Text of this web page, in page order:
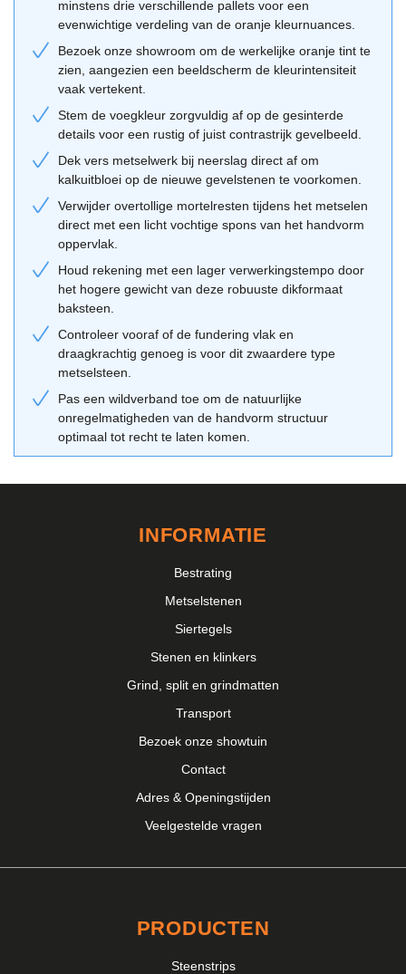
Combinatietips van de Geba 455
Voor een harmonieus resultaat adviseren wij een voegkleur die de
oranje tinten ondersteunt, zoals een beige of lichtgrijze mortel.
Een donkere voeg zal de gesinterde accenten juist meer naar
met houten kozijnen of donkere dakpannen voor een compleet
plaatje. Verwerking in wildverband of halfsteensverband is beide
mogelijk. Gebruik onzeadviestoolom verschillende combinaties
te visualiseren of breng een bezoek aan onze showroom om de
textuur zelf te ervaren.
minstens drie verschillende pallets voor een
evenwichtige verdeling van de oranje kleurnuances.
Bezoek onze showroom om de werkelijke oranje tint te
zien, aangezien een beeldscherm de kleurintensiteit
vaak vertekent.
Stem de voegkleur zorgvuldig af op de gesinterde
details voor een rustig of juist contrastrijk gevelbeeld.
Dek vers metselwerk bij neerslag direct af om
kalkuitbloei op de nieuwe gevelstenen te voorkomen.
Verwijder overtollige mortelresten tijdens het metselen
direct met een licht vochtige spons van het handvorm
oppervlak.
Houd rekening met een lager verwerkingstempo door
het hogere gewicht van deze robuuste dikformaat
baksteen.
Controleer vooraf of de fundering vlak en
draagkrachtig genoeg is voor dit zwaardere type
metselsteen.
Pas een wildverband toe om de natuurlijke
onregelmatigheden van de handvorm structuur
optimaal tot recht te laten komen.
INFORMATIE
Bestrating
Metselstenen
Siertegels
Stenen en klinkers
Grind, split en grindmatten
Transport
Bezoek onze showtuin
Contact
Adres & Openingstijden
Veelgestelde vragen
PRODUCTEN
Steenstrips